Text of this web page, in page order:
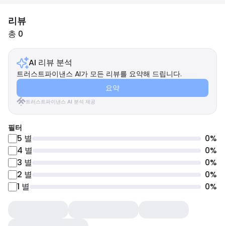
리뷰
총 0
AI 리뷰 분석
트러스트파이낸스 AI가 모든 리뷰를 요약해 드립니다.
요약
트러스트파이낸스 AI 분석 제공
필터
5 별 0%
4 별 0%
3 별 0%
2 별 0%
1 별 0%